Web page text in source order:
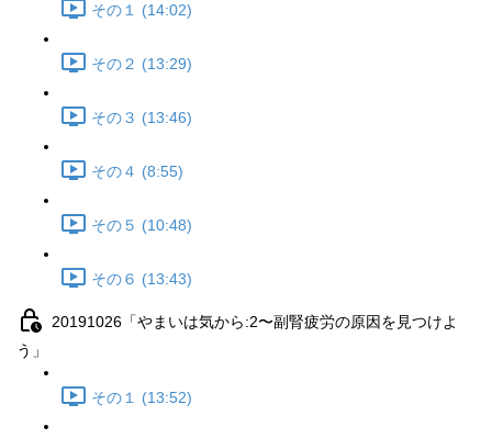
その１ (14:02)
その２ (13:29)
その３ (13:46)
その４ (8:55)
その５ (10:48)
その６ (13:43)
20191026「やまいは気から:2〜副腎疲労の原因を見つけよ
う」
その１ (13:52)